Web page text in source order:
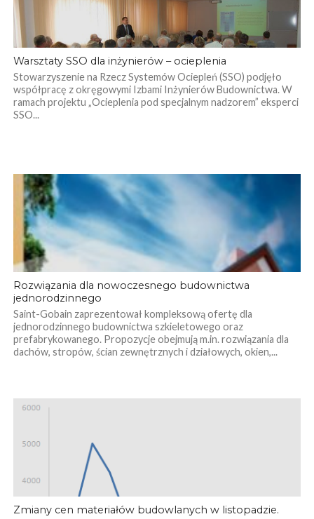
Warsztaty SSO dla inżynierów – ocieplenia
Stowarzyszenie na Rzecz Systemów Ociepleń (SSO) podjęło
współpracę z okręgowymi Izbami Inżynierów Budownictwa. W
ramach projektu „Ocieplenia pod specjalnym nadzorem” eksperci
SSO...
Rozwiązania dla nowoczesnego budownictwa
jednorodzinnego
Saint-Gobain zaprezentował kompleksową ofertę dla
jednorodzinnego budownictwa szkieletowego oraz
prefabrykowanego. Propozycje obejmują m.in. rozwiązania dla
dachów, stropów, ścian zewnętrznych i działowych, okien,...
Zmiany cen materiałów budowlanych w listopadzie.